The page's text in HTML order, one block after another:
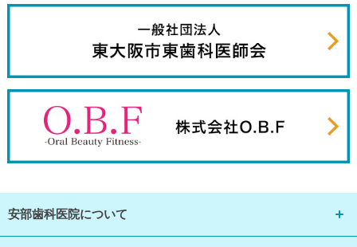
安部歯科医院について